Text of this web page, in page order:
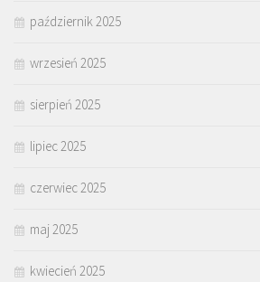
październik 2025
wrzesień 2025
sierpień 2025
lipiec 2025
czerwiec 2025
maj 2025
kwiecień 2025